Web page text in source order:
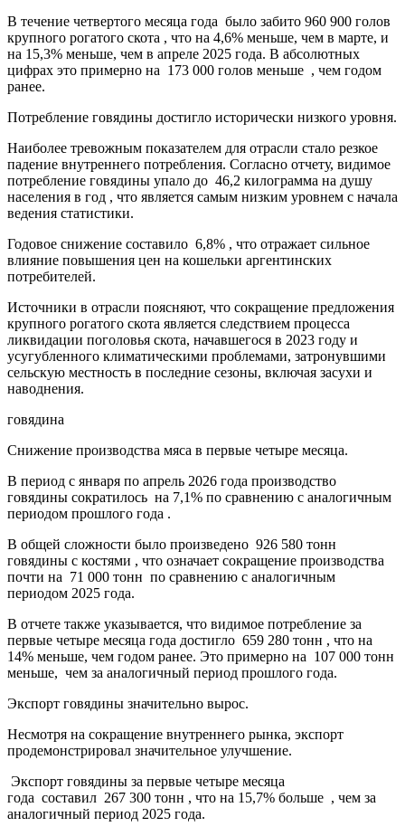
В течение четвертого месяца года было забито 960 900 голов
крупного рогатого скота , что на 4,6% меньше, чем в марте, и
на 15,3% меньше, чем в апреле 2025 года. В абсолютных
цифрах это примерно на 173 000 голов меньше , чем годом
ранее.
Потребление говядины достигло исторически низкого уровня.
Наиболее тревожным показателем для отрасли стало резкое
падение внутреннего потребления. Согласно отчету, видимое
потребление говядины упало до 46,2 килограмма на душу
населения в год , что является самым низким уровнем с начала
ведения статистики.
Годовое снижение составило 6,8% , что отражает сильное
влияние повышения цен на кошельки аргентинских
потребителей.
Источники в отрасли поясняют, что сокращение предложения
крупного рогатого скота является следствием процесса
ликвидации поголовья скота, начавшегося в 2023 году и
усугубленного климатическими проблемами, затронувшими
сельскую местность в последние сезоны, включая засухи и
наводнения.
говядина
Снижение производства мяса в первые четыре месяца.
В период с января по апрель 2026 года производство
говядины сократилось на 7,1% по сравнению с аналогичным
периодом прошлого года .
В общей сложности было произведено 926 580 тонн
говядины с костями , что означает сокращение производства
почти на 71 000 тонн по сравнению с аналогичным
периодом 2025 года.
В отчете также указывается, что видимое потребление за
первые четыре месяца года достигло 659 280 тонн , что на
14% меньше, чем годом ранее. Это примерно на 107 000 тонн
меньше, чем за аналогичный период прошлого года.
Экспорт говядины значительно вырос.
Несмотря на сокращение внутреннего рынка, экспорт
продемонстрировал значительное улучшение.
Экспорт говядины за первые четыре месяца
года составил 267 300 тонн , что на 15,7% больше , чем за
аналогичный период 2025 года.